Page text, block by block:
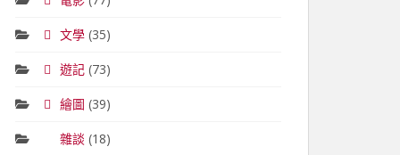
文學(35)
遊記(73)
繪圖 (39)
雜談 (18)